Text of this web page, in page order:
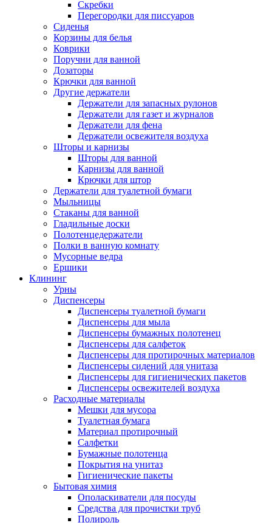
Скребки
Перегородки для писсуаров
Сиденья
Корзины для белья
Коврики
Поручни для ванной
Дозаторы
Крючки для ванной
Другие держатели
Держатели для запасных рулонов
Держатели для газет и журналов
Держатели для фена
Держатели освежителя воздуха
Шторы и карнизы
Шторы для ванной
Карнизы для ванной
Крючки для штор
Держатели для туалетной бумаги
Мыльницы
Стаканы для ванной
Гладильные доски
Полотенцедержатели
Полки в ванную комнату
Мусорные ведра
Ершики
Клининг
Урны
Диспенсеры
Диспенсеры туалетной бумаги
Диспенсеры для мыла
Диспенсеры бумажных полотенец
Диспенсеры для салфеток
Диспенсеры для протирочных материалов
Диспенсеры сидений для унитаза
Диспенсеры для гигиенических пакетов
Диспенсеры освежителей воздуха
Расходные материалы
Мешки для мусора
Туалетная бумага
Материал протирочный
Салфетки
Бумажные полотенца
Покрытия на унитаз
Гигиенические пакеты
Бытовая химия
Ополаскиватели для посуды
Средства для прочистки труб
Полироль